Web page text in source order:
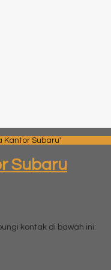
Kantor Subaru'
Subaru
kontak di bawah ini: